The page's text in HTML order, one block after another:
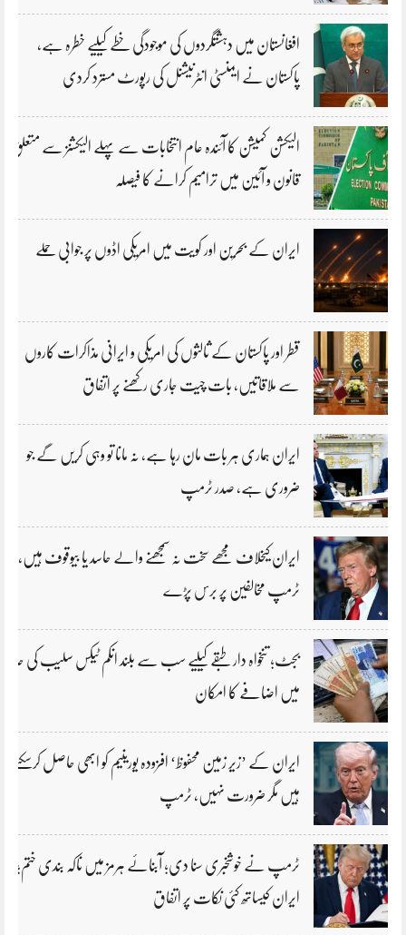
افغانستان میں دہشتگردوں کی موجودگی خطے کیلیے خطرہ ہے،
پاکستان نے ایمنسٹی انٹرنیشنل کی رپورٹ مسترد کردی
الیکشن کمیشن کا آئندہ عام انتخابات سے پہلے الیکشنز سے متعلق
قانون و آئین میں ترامیم کرانے کا فیصلہ
ایران کے بحرین اور کویت میں امریکی اڈوں پر جوابی حملے
قطر اور پاکستان کے ثالثوں کی امریکی و ایرانی مذاکرات کاروں
سے ملاقاتیں، بات چیت جاری رکھنے پر اتفاق
ایران ہماری ہر بات مان رہا ہے، نہ مانا تو وہی کریں گے جو
ضروری ہے، صدر ٹرمپ
ایران کیخلاف مجھے سخت نہ سمجھنے والے حاسد یا بیوقوف ہیں،
ٹرمپ مخالفین پر برس پڑے
بجٹ؛ تنخواہ دار طبقے کیلیے سب سے بلند انکم ٹیکس سلیب کی حد
میں اضافے کا امکان
ایران کے ’زیر زمین محفوظ‘ افزودہ یورینیم کو ابھی حاصل کرسکتے
ہیں مگر ضرورت نہیں، ٹرمپ
ٹرمپ نے خوشخبری سنا دی؛ آبنائے ہرمز میں ناکہ بندی ختم؛
ایران کیساتھ کئی نکات پر اتفاق